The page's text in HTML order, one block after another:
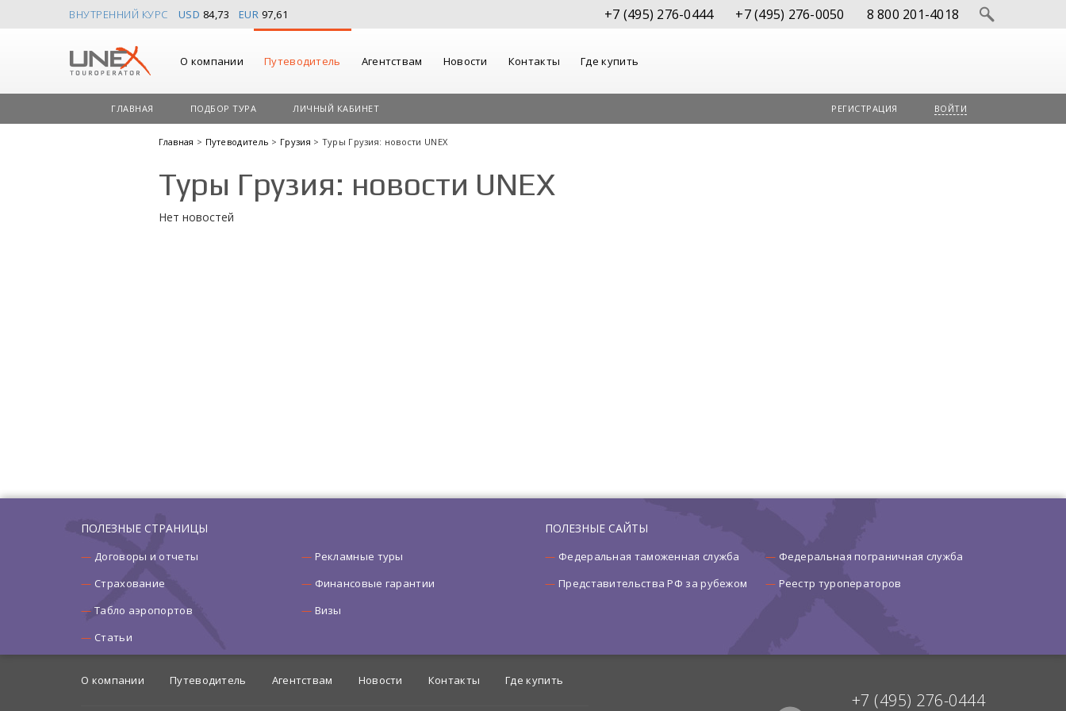
ВНУТРЕННИЙ КУРС USD 84,73 EUR 97,61 +7 (495) 276-0444 +7 (495) 276-0050 8 800 201-4018
О компании Путеводитель Агентствам Новости Контакты Где купить
ГЛАВНАЯ ПОДБОР ТУРА ЛИЧНЫЙ КАБИНЕТ РЕГИСТРАЦИЯ ВОЙТИ
Главная > Путеводитель > Грузия > Туры Грузия: новости UNEX
Туры Грузия: новости UNEX
Нет новостей
ПОЛЕЗНЫЕ СТРАНИЦЫ
Договоры и отчеты
Рекламные туры
Страхование
Финансовые гарантии
Табло аэропортов
Визы
Статьи
ПОЛЕЗНЫЕ САЙТЫ
Федеральная таможенная служба
Федеральная пограничная служба
Представительства РФ за рубежом
Реестр туроператоров
+7 (495) 276-0444
О компании Путеводитель Агентствам Новости Контакты Где купить